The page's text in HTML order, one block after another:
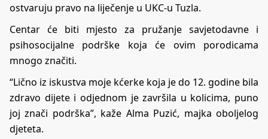
ostvaruju pravo na liječenje u UKC-u Tuzla.
Centar će biti mjesto za pružanje savjetodavne i
psihosocijalne podrške koja će ovim porodicama
mnogo značiti.
“Lično iz iskustva moje kćerke koja je do 12. godine bila
zdravo dijete i odjednom je završila u kolicima, puno
joj znači podrška”, kaže Alma Puzić, majka oboljelog
djeteta.